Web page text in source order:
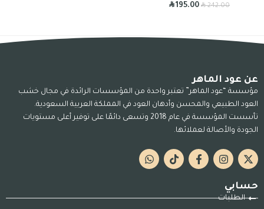
R242.00
R195.00
عن عود الماهر
مؤسسة “عود الماهر” تعتبر واحدة من المؤسسات الرائدة في مجال خشب
العود الطبيعي والمحسن وأدهان العود في المملكة العربية السعودية.
تأسست المؤسسة في عام 2018 وتسعى دائمًا على توفير أعلى مستويات
الجودة والأصالة لعملائها.
حسابي
الطلبات